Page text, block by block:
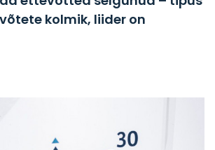
kolmik, liider on